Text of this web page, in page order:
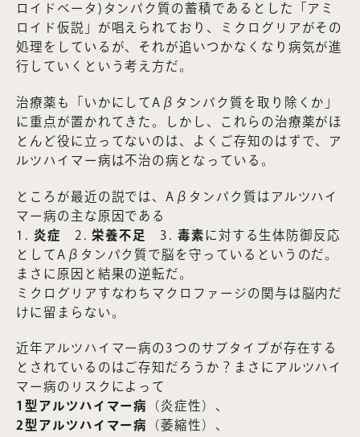
ロイドベータ)タンパク質の蓄積であるとした「アミ
ロイド仮説」が唱えられており、ミクログリアがその
処理をしているが、それが追いつかなくなり病気が進
行していくという考え方だ。
治療薬も「いかにしてAβタンパク質を取り除くか」
に重点が置かれてきた。しかし、これらの治療薬がほ
とんど役に立ってないのは、よくご存知のはずで、ア
ルツハイマー病は不治の病となっている。
ところが最近の説では、Aβタンパク質はアルツハイ
マー病の主な原因である
1. 炎症 2. 栄養不足 3. 毒素に対する生体防御反応
としてAβタンパク質で脳を守っているというのだ。
まさに原因と結果の逆転だ。
ミクログリアすなわちマクロファージの関与は脳内だ
けに留まらない。
近年アルツハイマー病の3つのサブタイプが存在する
とされているのはご存知だろうか？まさにアルツハイ
マー病のリスクによって
1型アルツハイマー病
（炎症性）、
2型アルツハイマー病
（萎縮性）、